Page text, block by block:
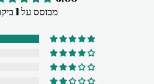
מבוסס על 1 ביקורת